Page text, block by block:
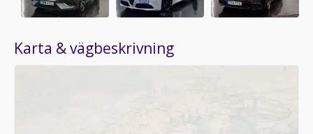
Karta & vägbeskrivning